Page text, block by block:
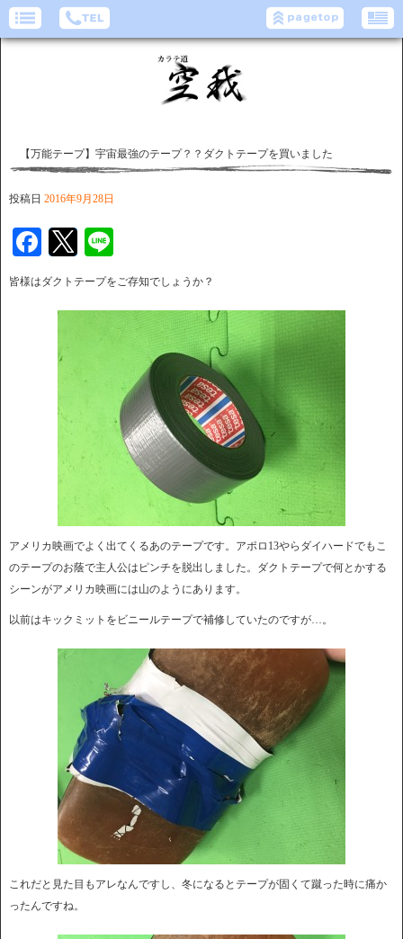
【万能テープ】宇宙最強のテープ？？ダクトテープを買いました
投稿日 2016年9月28日
Facebook
Twitter
皆様はダクトテープをご存知でしょうか？
アメリカ映画でよく出てくるあのテープです。アポロ13やらダイハードでもこ
のテープのお蔭で主人公はピンチを脱出しました。ダクトテープで何とかする
シーンがアメリカ映画には山のようにあります。
以前はキックミットをビニールテープで補修していたのですが…。
これだと見た目もアレなんですし、冬になるとテープが固くて蹴った時に痛か
ったんですね。